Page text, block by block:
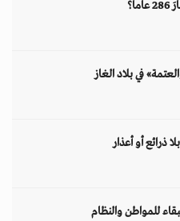
في بلاد الغاز
ذرائع أو أعذار
للمواطن والنظام